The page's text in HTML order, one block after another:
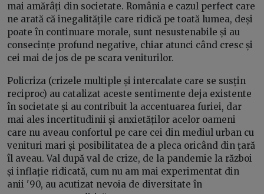
mai amărâți din societate. România e cazul perfect care
ne arată că inegalitățile care ridică pe toată lumea, deși
poate în continuare morale, sunt nesustenabile și au
consecințe profund negative, chiar atunci când cresc și
cei mai de jos de pe scara veniturilor.
Policriza (crizele multiple și intercalate care se susțin
reciproc) au catalizat aceste sentimente deja existente
în societate și au contribuit la accentuarea furiei, dar
mai ales incertitudinii și anxietăților acelor oameni
care nu aveau confortul pe care cei din mediul urban cu
venituri mari și posibilitatea de a pleca oricând din țară
îl aveau. Val după val de crize, de la pandemie la război
și inflație ridicată, cum nu am mai experimentat din
anii '90, au acutizat nevoia de diversitate în